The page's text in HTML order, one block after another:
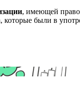
, имеющей право
которые были в